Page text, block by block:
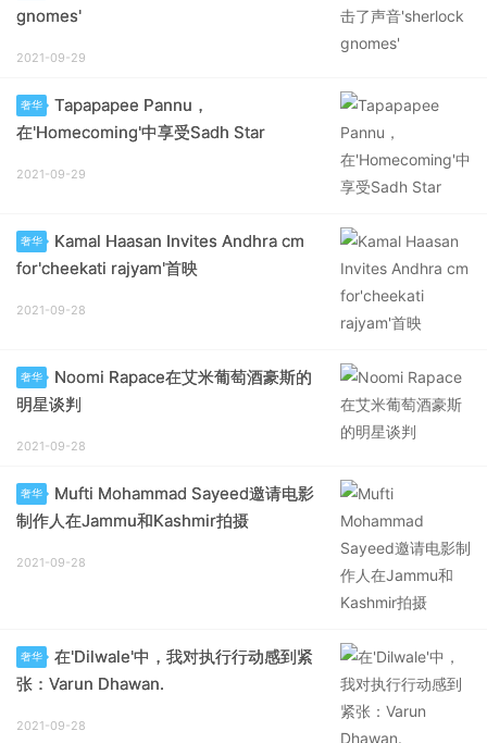
gnomes'
2021-09-29
奢华
Tapapapee Pannu，
在'Homecoming'中享受Sadh Star
2021-09-29
奢华
Kamal Haasan Invites Andhra cm
for'cheekati rajyam'首映
2021-09-28
奢华
Noomi Rapace在艾米葡萄酒豪斯的
明星谈判
2021-09-28
奢华
Mufti Mohammad Sayeed邀请电影
制作人在Jammu和Kashmir拍摄
2021-09-28
奢华
在'Dilwale'中，我对执行行动感到紧
张：Varun Dhawan.
2021-09-28